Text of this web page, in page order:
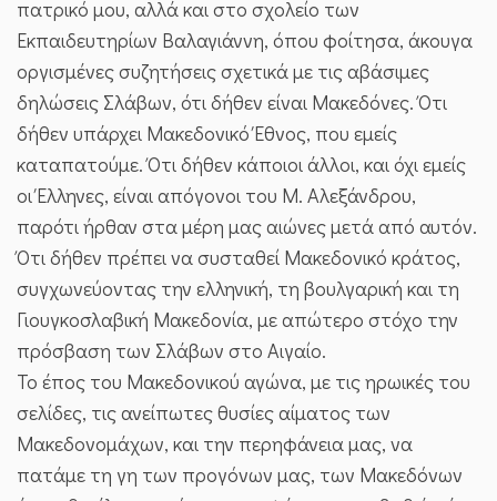
πατρικό μου, αλλά και στο σχολείο των
Εκπαιδευτηρίων Βαλαγιάννη, όπου φοίτησα, άκουγα
οργισμένες συζητήσεις σχετικά με τις αβάσιμες
δηλώσεις Σλάβων, ότι δήθεν είναι Μακεδόνες. Ότι
δήθεν υπάρχει Μακεδονικό Έθνος, που εμείς
καταπατούμε. Ότι δήθεν κάποιοι άλλοι, και όχι εμείς
οι Έλληνες, είναι απόγονοι του Μ. Αλεξάνδρου,
παρότι ήρθαν στα μέρη μας αιώνες μετά από αυτόν.
Ότι δήθεν πρέπει να συσταθεί Μακεδονικό κράτος,
συγχωνεύοντας την ελληνική, τη βουλγαρική και τη
Γιουγκοσλαβική Μακεδονία, με απώτερο στόχο την
πρόσβαση των Σλάβων στο Αιγαίο.
Το έπος του Μακεδονικού αγώνα, με τις ηρωικές του
σελίδες, τις ανείπωτες θυσίες αίματος των
Μακεδονομάχων, και την περηφάνεια μας, να
πατάμε τη γη των προγόνων μας, των Μακεδόνων